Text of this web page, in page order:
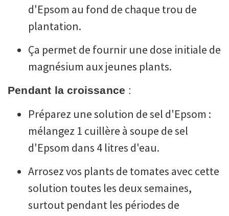
d'Epsom au fond de chaque trou de
plantation.
Ça permet de fournir une dose initiale de
magnésium aux jeunes plants.
Pendant la croissance :
Préparez une solution de sel d'Epsom :
mélangez 1 cuillère à soupe de sel
d'Epsom dans 4 litres d'eau.
Arrosez vos plants de tomates avec cette
solution toutes les deux semaines,
surtout pendant les périodes de